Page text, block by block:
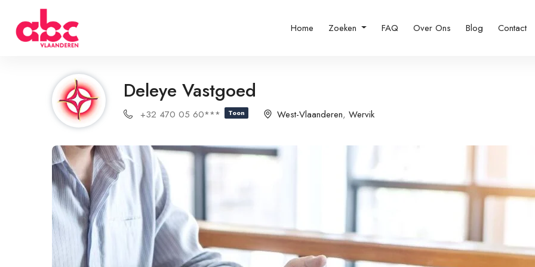
Home Zoeken FAQ Over Ons Blog Contact
Deleye Vastgoed
+32 470 05 60*** Toon West-Vlaanderen, Wervik